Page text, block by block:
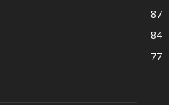
87
84
77